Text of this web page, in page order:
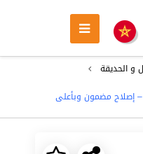
و الحديقة
– إصلاح مضمون وبأعلى